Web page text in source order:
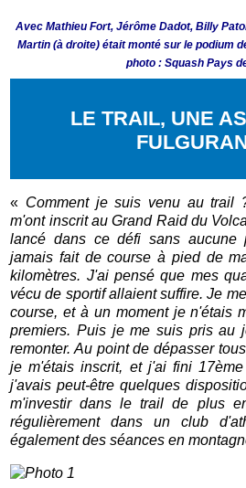
Avec Mathieu Fort, Jérôme Dadot, Billy
Martin (à droite) était monté sur le podium
photo : Squash Pays
LE TRAIL, UNE
« Comment je suis venu au trail
m'ont inscrit au Grand Raid du
lancé dans ce défi sans aucune
jamais fait de course à pied de
kilomètres. J'ai pensé que mes
vécu de sportif allaient suffire. Je
course, et à un moment je n'étais
premiers. Puis je me suis pris au
remonter. Au point de dépasser
je m'étais inscrit, et j'ai fini
j'avais peut-être quelques
m'investir dans le trail de plus
régulièrement dans un club
également des séances en